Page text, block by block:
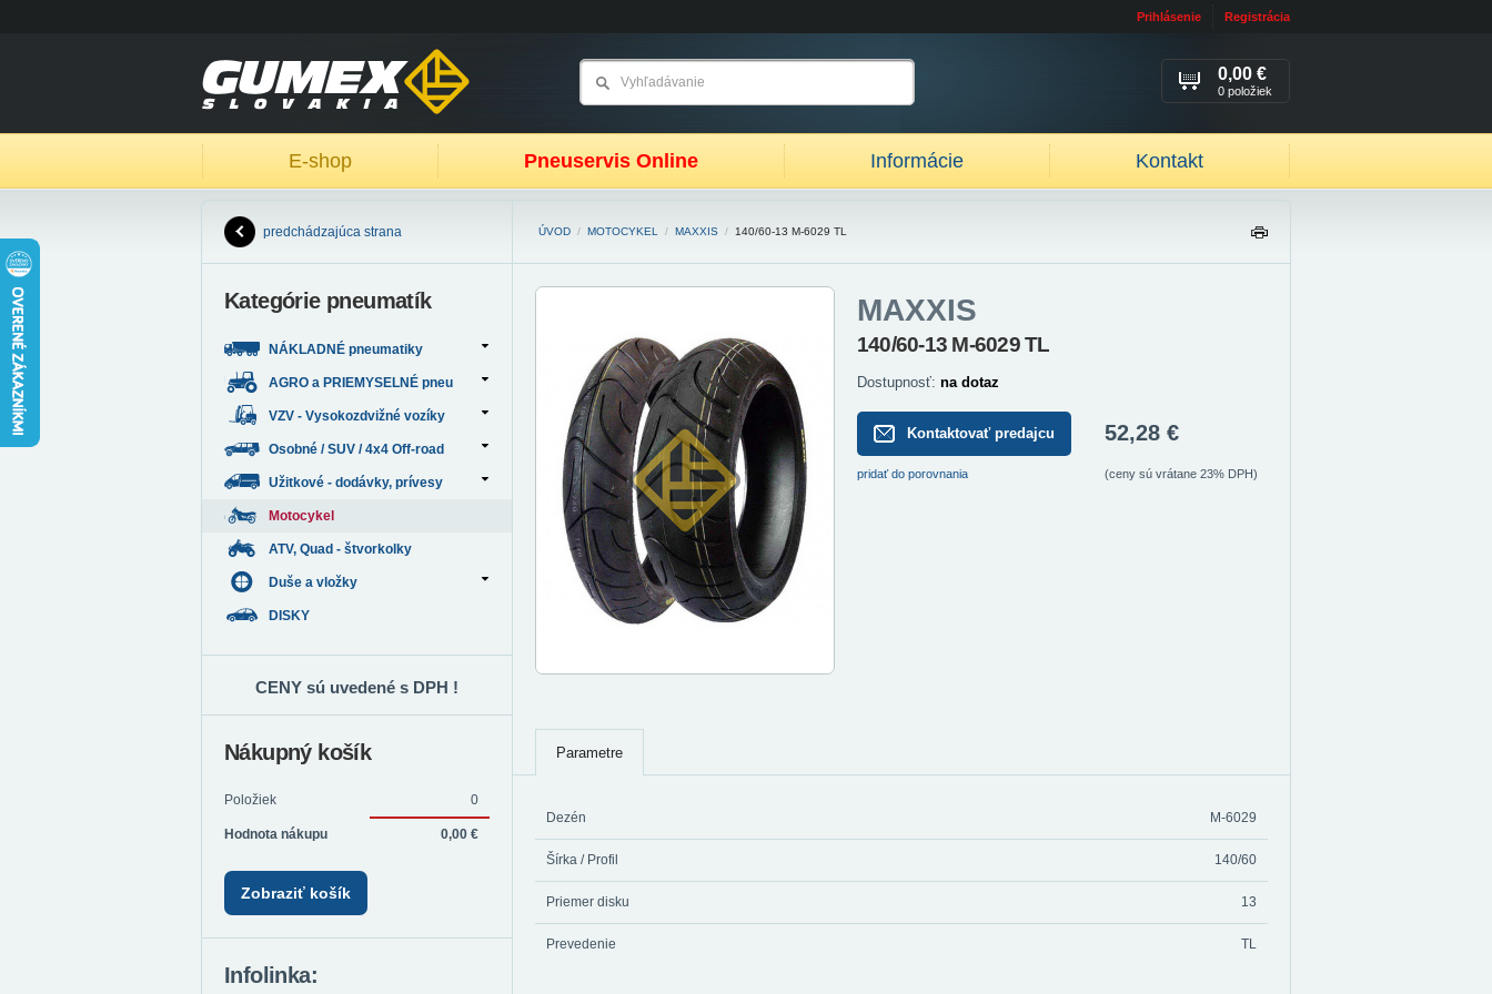
Prihlásenie Registrácia
E-shop Pneuservis Online Informácie Kontakt
0,00 €
0 položiek
ÚVOD / MOTOCYKEL / MAXXIS /
140/60-13 M-6029 TL
IŤ
MAXXIS
140/60-13 M-6029 TL
Dostupnosť: na dotaz
Kontaktovať predajcu
pridať do porovnania
52,28 €
(ceny sú vrátane 23% DPH)
Parametre
Dezén M-6029
Šírka / Profil 140/60
Priemer disku 13
Prevedenie TL
predchádzajúca strana
Kategórie pneumatík
NÁKLADNÉ pneumatiky
AGRO a PRIEMYSELNÉ pneu
VZV - Vysokozdvižné vozíky
Osobné / SUV / 4x4 Off-road
Užitkové - dodávky, prívesy
Motocykel
ATV, Quad - štvorkolky
Duše a vložky
DISKY
CENY sú uvedené s DPH !
Nákupný košík
Položiek 0
Hodnota nákupu 0,00 €
Zobraziť košík
Infolinka: